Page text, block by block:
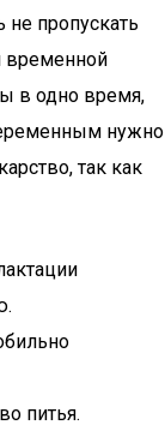
не пропускать
временной
в одно время,
нужно
так как
питья.